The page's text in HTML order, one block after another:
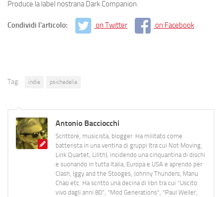
Produce la label nostrana Dark Companion.
Condividi l'articolo: on Twitter on Facebook
Tag: indie psichedelia
Antonio Bacciocchi
Scrittore, musicista, blogger. Ha militato come
batterista in una ventina di gruppi (tra cui Not Moving,
Link Quartet, Lilith), incidendo una cinquantina di dischi
e suonando in tutta Italia, Europa e USA e aprendo per
Clash, Iggy and the Stooges, Johnny Thunders, Manu
Chao etc. Ha scritto una decina di libri tra cui "Uscito
vivo dagli anni 80", "Mod Generations", "Paul Weller,